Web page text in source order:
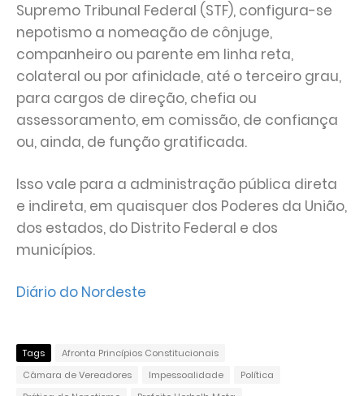
Supremo Tribunal Federal (STF), configura-se
nepotismo a nomeação de cônjuge,
companheiro ou parente em linha reta,
colateral ou por afinidade, até o terceiro grau,
para cargos de direção, chefia ou
assessoramento, em comissão, de confiança
ou, ainda, de função gratificada.
Isso vale para a administração pública direta
e indireta, em quaisquer dos Poderes da União,
dos estados, do Distrito Federal e dos
municípios.
Diário do Nordeste
Tags
Afronta Princípios Constitucionais
Câmara de Vereadores
Impessoalidade
Política